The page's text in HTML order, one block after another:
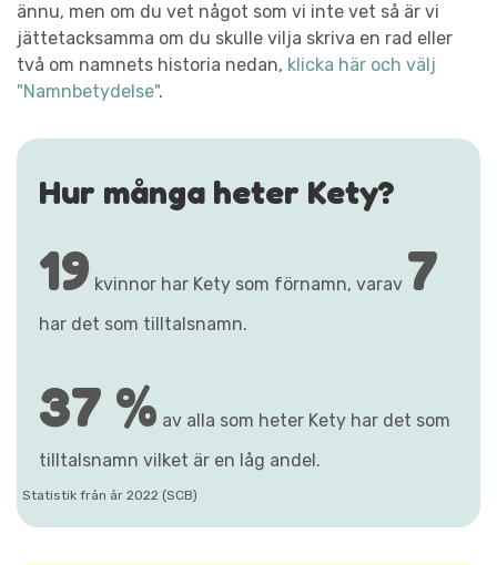
ännu, men om du vet något som vi inte vet så är vi
jättetacksamma om du skulle vilja skriva en rad eller
två om namnets historia nedan, klicka här och välj
"Namnbetydelse".
Hur många heter Kety?
19 kvinnor har Kety som förnamn, varav 7
har det som tilltalsnamn.
37 % av alla som heter Kety har det som
tilltalsnamn vilket är en låg andel.
Statistik från år 2022 (SCB)